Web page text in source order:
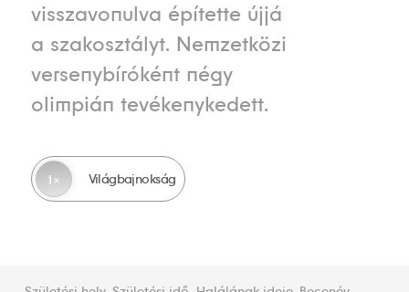
visszavonulva építette újjá
a szakosztályt. Nemzetközi
versenybíróként négy
olimpián tevékenykedett.
1 Világbajnokság